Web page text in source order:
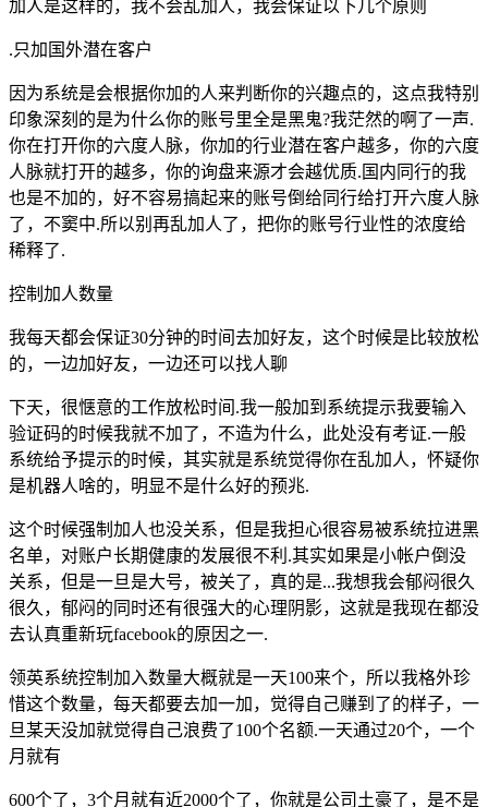
加人是这样的，我不会乱加人，我会保证以下几个原则
.只加国外潜在客户
因为系统是会根据你加的人来判断你的兴趣点的，这点我特别
印象深刻的是为什么你的账号里全是黑鬼?我茫然的啊了一声.
你在打开你的六度人脉，你加的行业潜在客户越多，你的六度
人脉就打开的越多，你的询盘来源才会越优质.国内同行的我
也是不加的，好不容易搞起来的账号倒给同行给打开六度人脉
了，不窦中.所以别再乱加人了，把你的账号行业性的浓度给
稀释了.
控制加人数量
我每天都会保证30分钟的时间去加好友，这个时候是比较放松
的，一边加好友，一边还可以找人聊
下天，很惬意的工作放松时间.我一般加到系统提示我要输入
验证码的时候我就不加了，不造为什么，此处没有考证.一般
系统给予提示的时候，其实就是系统觉得你在乱加人，怀疑你
是机器人啥的，明显不是什么好的预兆.
这个时候强制加人也没关系，但是我担心很容易被系统拉进黑
名单，对账户长期健康的发展很不利.其实如果是小帐户倒没
关系，但是一旦是大号，被关了，真的是...我想我会郁闷很久
很久，郁闷的同时还有很强大的心理阴影，这就是我现在都没
去认真重新玩facebook的原因之一.
领英系统控制加入数量大概就是一天100来个，所以我格外珍
惜这个数量，每天都要去加一加，觉得自己赚到了的样子，一
旦某天没加就觉得自己浪费了100个名额.一天通过20个，一个
月就有
600个了，3个月就有近2000个了，你就是公司土豪了，是不是